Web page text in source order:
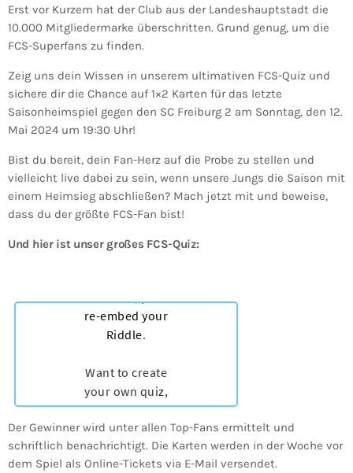
Erst vor Kurzem hat der Club aus der Landeshauptstadt die
10.000 Mitgliedermarke überschritten. Grund genug, um die
FCS-Superfans zu finden.
Zeig uns dein Wissen in unserem ultimativen FCS-Quiz und
sichere dir die Chance auf 1×2 Karten für das letzte
Saisonheimspiel gegen den SC Freiburg 2 am Sonntag, den 12.
Mai 2024 um 19:30 Uhr!
Bist du bereit, dein Fan-Herz auf die Probe zu stellen und
vielleicht live dabei zu sein, wenn unsere Jungs die Saison mit
einem Heimsieg abschließen? Mach jetzt mit und beweise,
dass du der größte FCS-Fan bist!
Und hier ist unser großes FCS-Quiz:
Der Gewinner wird unter allen Top-Fans ermittelt und
schriftlich benachrichtigt. Die Karten werden in der Woche vor
dem Spiel als Online-Tickets via E-Mail versendet.